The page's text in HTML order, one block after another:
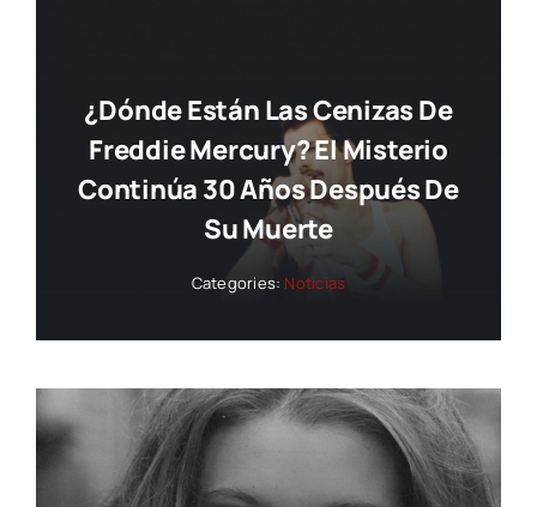
¿Dónde Están Las Cenizas De
Freddie Mercury? El Misterio
Continúa 30 Años Después De
Su Muerte
Categories: Noticias